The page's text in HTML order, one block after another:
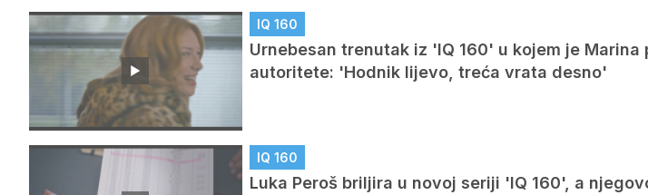
IQ 160
Urnebesan trenutak iz 'IQ 160' u kojem je Marina
autoritete: 'Hodnik lijevo, treća vrata desno'
IQ 160
Luka Peroš briljira u novoj seriji 'IQ 160', a